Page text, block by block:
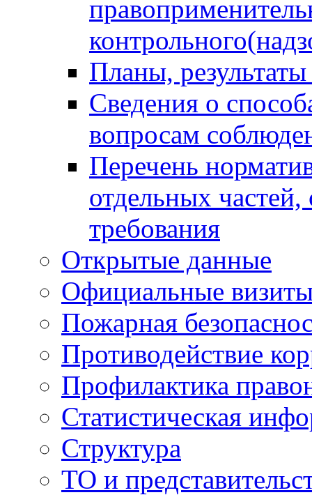
Планы,
Сведения о
вопросам
Перечень
отдельных
требования
Открытые данные
Официальные
Пожарная
Противодействие
Профилактика
Статистическая
Структура
ТО и